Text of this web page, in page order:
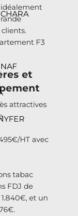
F3
et
attractives
HT avec
tabac
FDJ de
et un